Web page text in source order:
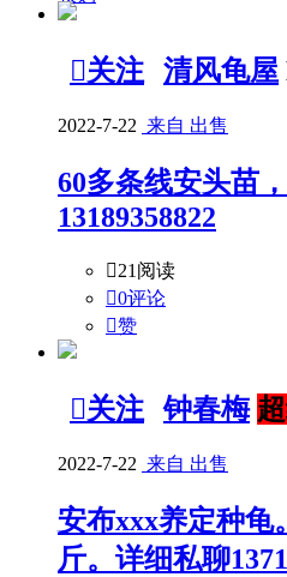
关注 清风龟屋
2022-7-22 来自 出售
60多条线安头苗
13189358822
21阅读
0评论
赞
关注 钟春梅
2022-7-22 来自 出售
安布xxx养定种龟
斤。详细私聊